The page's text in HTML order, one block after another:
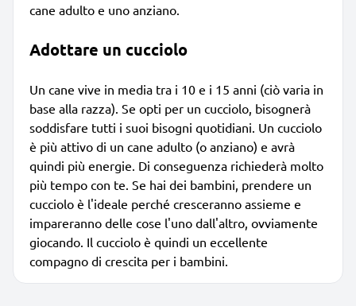
cane adulto e uno anziano.
Adottare un cucciolo
Un cane vive in media tra i 10 e i 15 anni (ciò varia in
base alla razza). Se opti per un cucciolo, bisognerà
soddisfare tutti i suoi bisogni quotidiani. Un cucciolo
è più attivo di un cane adulto (o anziano) e avrà
quindi più energie. Di conseguenza richiederà molto
più tempo con te. Se hai dei bambini, prendere un
cucciolo è l'ideale perché cresceranno assieme e
impareranno delle cose l'uno dall'altro, ovviamente
giocando. Il cucciolo è quindi un eccellente
compagno di crescita per i bambini.